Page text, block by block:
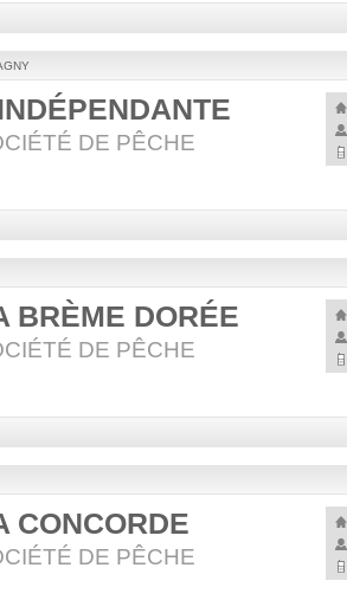
DE PÊCHE
BRÈME DORÉE
DE PÊCHE
CONCORDE
DE PÊCHE